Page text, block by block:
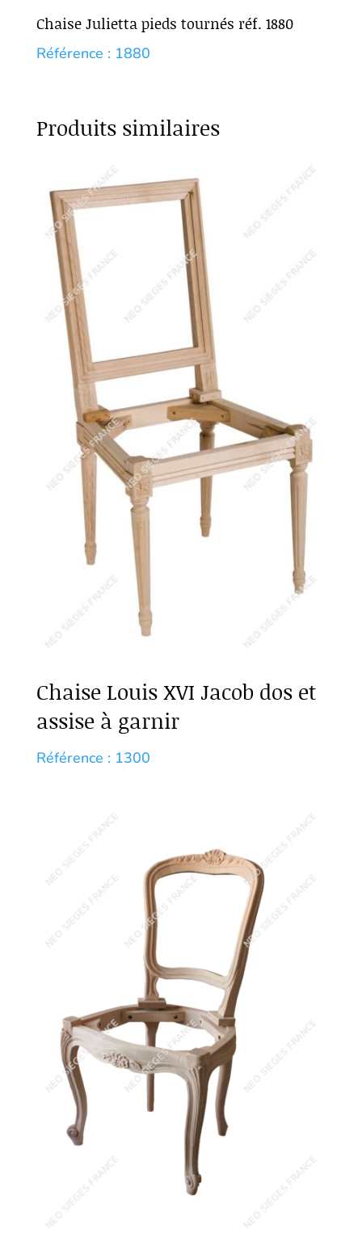
Chaise Julietta pieds tournés réf. 1880
Référence : 1880
Produits similaires
Chaise Louis XVI Jacob dos et
assise à garnir
Référence : 1300